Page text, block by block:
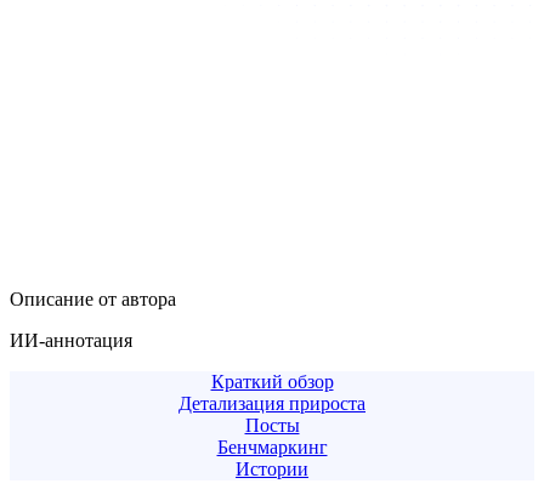
Описание от автора
ИИ-аннотация
Краткий обзор
Детализация прироста
Посты
Бенчмаркинг
Истории